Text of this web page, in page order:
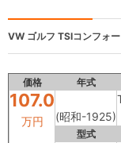
VW ゴルフ TSIコンフォ
価格 年式
107.0
万円 (昭和-1925)
型式